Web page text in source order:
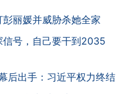
丽媛并威胁杀她全家
号，自己要干到2035
后出手：习近平权力终结